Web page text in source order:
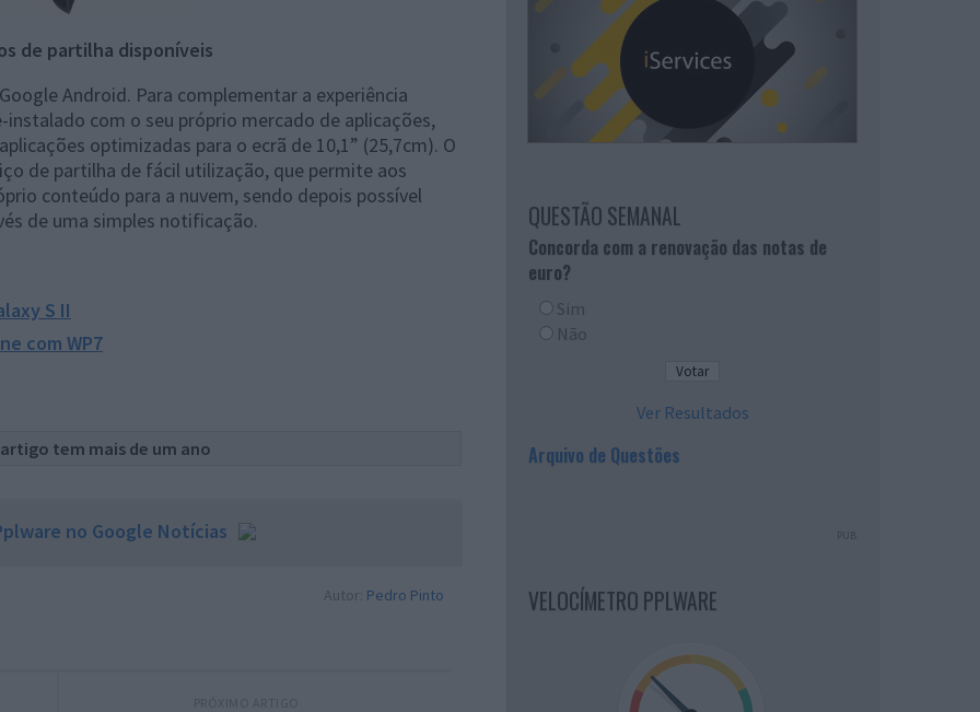
de partilha disponíveis
Android. Para complementar a experiência
com o seu próprio mercado de aplicações,
optimizadas para o ecrã de 10,1” (25,7cm). O
de partilha de fácil utilização, que permite aos
conteúdo para a nuvem, sendo depois possível
de uma simples notificação.
S II
com WP7
tem mais de um ano
no Google Notícias
Autor: Pedro Pinto
QUESTÃO SEMANAL
Concorda com a renovação das notas de
euro?
Sim
Não
Ver Resultados
Arquivo de Questões
PUB
VELOCÍMETRO PPLWARE